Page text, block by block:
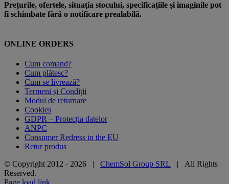
Prețurile, ofertele, situația stocului, specificațiile și imaginile pot
fi schimbate fără o notificare prealabilă.
ONLINE ORDERS
Cum comand?
Cum plătesc?
Cum se livrează?
Termeni și Condiții
Modul de returnare
Cookies
GDPR – Protecția datelor
ANPC
Consumer Redress in the EU
Retur produs
© Copyright 2012 - 2026 | ChemSol Group SRL | All Rights
Reserved.
Page load link